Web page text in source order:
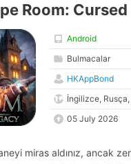
Room:
Android
Bulmacalar
HKAppBond
İngilizce,
05 July 2026
miras aldınız, ancak